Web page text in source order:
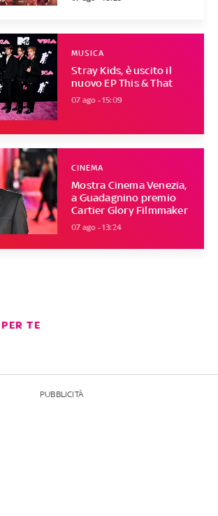
Stray Kids, è uscito il
nuovo EP This & That
MUSICA
07 ago - 15:09
Mostra Cinema Venezia,
a Guadagnino premio
Cartier Glory Filmmaker
CINEMA
07 ago - 13:24
TE
PUBBLICITÀ